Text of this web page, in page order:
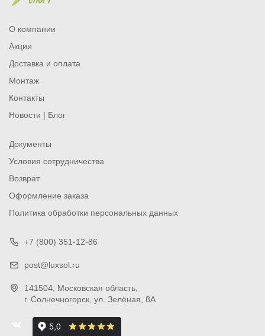
О компании
Акции
Доставка и оплата
Монтаж
Контакты
Новости | Блог
Документы
Условия сотрудничества
Возврат
Оформление заказа
Политика обработки персональных данных
+7 (800) 351-12-86
post@luxsol.ru
141504 , Московская область,
г. Солнечногорск ул. Зелёная, 8А